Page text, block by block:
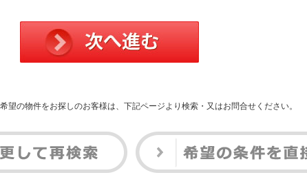
望の物件をお探しのお客様は、下記ページより検索・又はお問合せください。